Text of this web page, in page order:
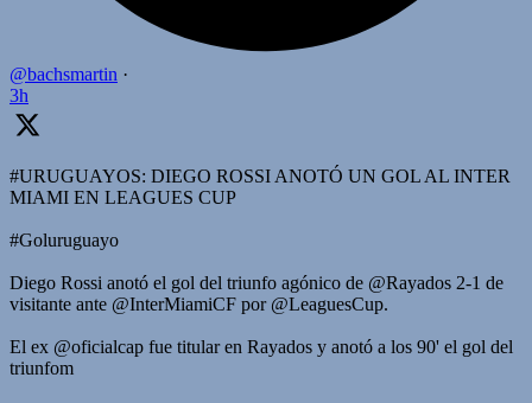
@bachsmartin ·
3h
#URUGUAYOS: DIEGO ROSSI ANOTÓ UN GOL AL INTER
MIAMI EN LEAGUES CUP
#Goluruguayo
Diego Rossi anotó el gol del triunfo agónico de @Rayados 2-1 de
visitante ante @InterMiamiCF por @LeaguesCup.
El ex @oficialcap fue titular en Rayados y anotó a los 90' el gol del
triunfom